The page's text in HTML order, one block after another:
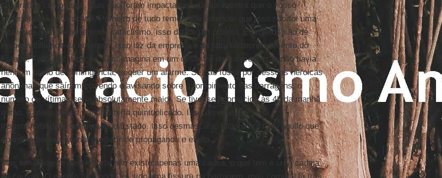
tão grande como essa, mas que foram impactantes. O que mostra que o nosso
sistema está equivocado. Primeiro de tudo temos que entender que isso não foi uma
fatalidade, não foi terremoto, cataclismo, isso diz de um projeto. E projetos são de
responsabilidade da empresa, isso diz da empresa e da falta de monitoramento do
Estado. Falta fiscalização, sim. Imagina em um desastre dessa proporção não havia
nenhum plano de contingência, sequer um alarme. Se não fosse por pessoas heroicas
anônimas que saíram correndo e avisando sobre o rompimento das barragens, o
número de vítimas seria absolutamente maior. Se tivesse acontecido às 4h da manhã
então, o efeito dessa tragédia teria quintuplicado. Isso diz muito de uma
insustentabilidade ambiental no Estado. Isso desmascara, fala contra tudo aquilo que
aparentemente se tenta produzir de propaganda e efeito.
Mas um acidente desse porte não existe apenas uma causa, o que tem é uma cadeia